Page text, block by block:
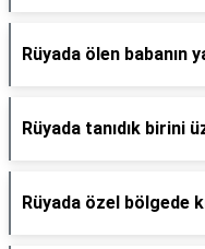
Rüyada ölen babanın
Rüyada tanıdık birini
Rüyada özel bölgede